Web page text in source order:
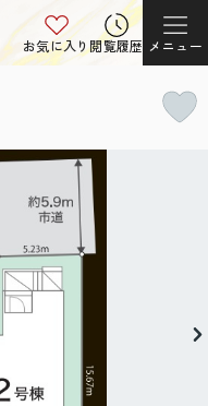
お気に入り閲覧履歴 メニュー